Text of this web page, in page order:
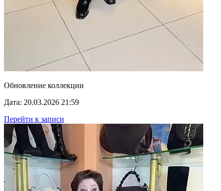
Обновление коллекции
Дата: 20.03.2026 21:59
Перейти к записи